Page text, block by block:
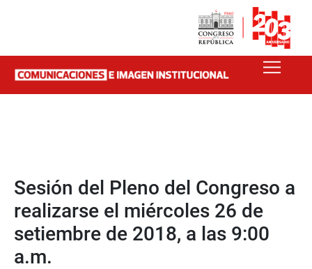
Sesión del Pleno del Congreso a
realizarse el miércoles 26 de
setiembre de 2018, a las 9:00
a.m.